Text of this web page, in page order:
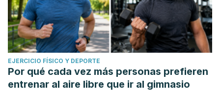
EJERCICIO FÍSICO Y DEPORTE
Por qué cada vez más personas prefieren
entrenar al aire libre que ir al gimnasio